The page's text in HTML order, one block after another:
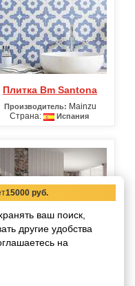
Плитка Bm Santona
Производитель: Mainzu
Страна:
Испания
Плитка Bombato
15000 руб.
ваш поиск,
другие удобства
на